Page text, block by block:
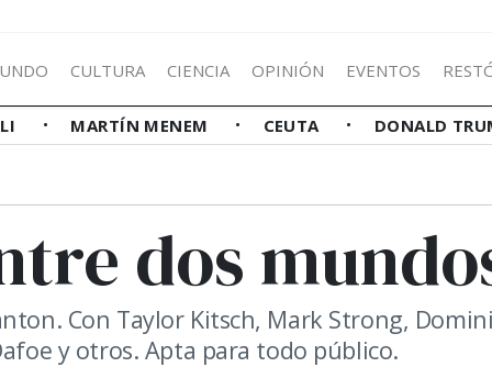
CULTURA CIENCIA OPINIÓN EVENTOS
MARTÍN MENEM CEUTA DONALD
dos
Con Taylor Kitsch, Mark Strong,
y otros. Apta para todo público.